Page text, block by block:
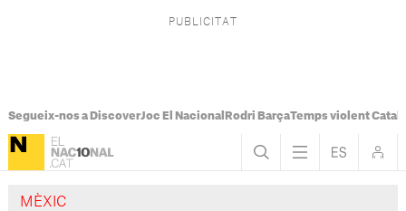
Segueix-nos a DiscoverJoc El Nacional Rodri BarçaTemps violent
MÈXIC